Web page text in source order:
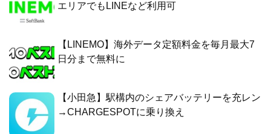
エリアでもLINEなど利用可
【LINEMO】海外データ定額料金を毎月最大7
日分まで無料に
【小田急】駅構内のシェアバッテリーを充レン
→CHARGESPOTに乗り換え